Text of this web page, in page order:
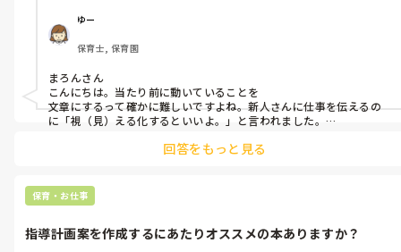
ゆー
保育士, 保育園
まろんさん
こんにちは。当たり前に動いていることを
文章にするって確かに難しいですよね。新人さんに仕事を伝えるの
に「視（見）える化するといいよ。」と言われました。
を書いています。お散歩をよくする公園を保護者の方にもお知らせし
ているのでこのようにしています。
回答をもっと見る
保育・お仕事
指導計画案を作成するにあたりオススメの本ありますか？